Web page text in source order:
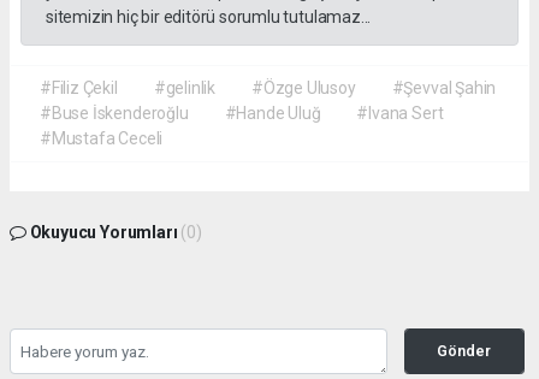
sitemizin hiç bir editörü sorumlu tutulamaz...
#Filiz Çekil #gelinlik #Özge Ulusoy
#Şevval Şahin
#Buse İskenderoğlu
#Hande Uluğ
#Ivana Sert
#Mustafa Ceceli
Okuyucu Yorumları (0)
Gönder